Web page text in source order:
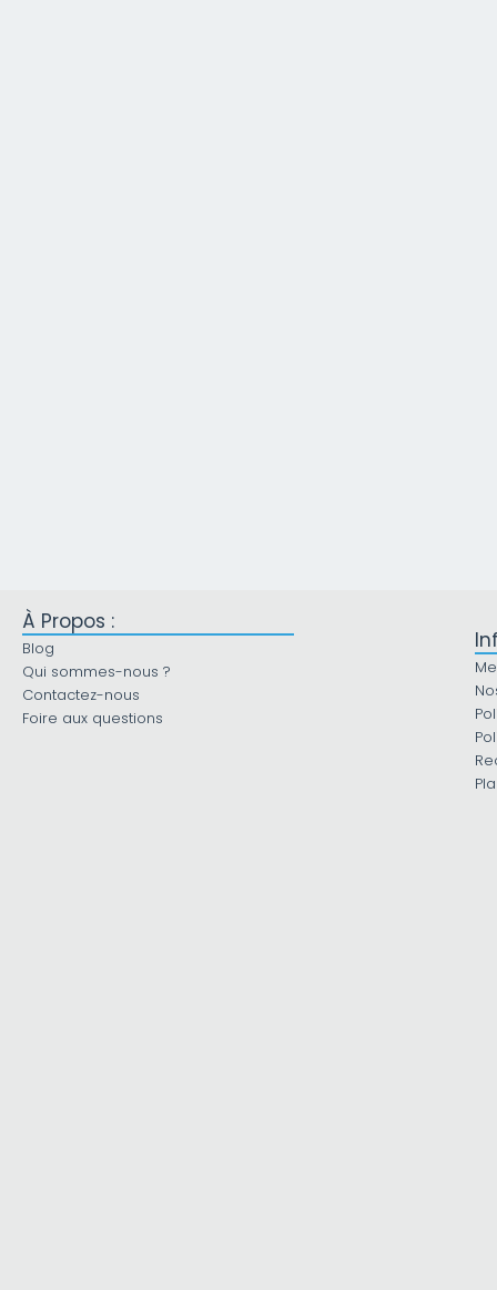
À Propos :
Blog
Qui sommes-nous ?
Contactez-nous
Foire aux questions